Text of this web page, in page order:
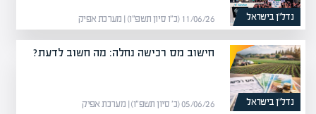
נדל”ן בישראל 11/06/26 (כ״ו סיון תשפ״ו) | מערכת אפיק
נדל”ן בישראל
חישוב מס רכישה נחלה: מה חשוב לדעת?
05/06/26 (כ׳ סיון תשפ״ו) | מערכת אפיק